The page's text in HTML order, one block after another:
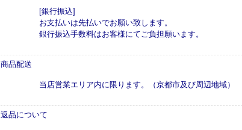
[銀行振込]
お支払いは先払いでお願い致します。
銀行振込手数料はお客様にてご負担願います。
商品配送
当店営業エリア内に限ります。（京都市及び周辺地域）
返品について